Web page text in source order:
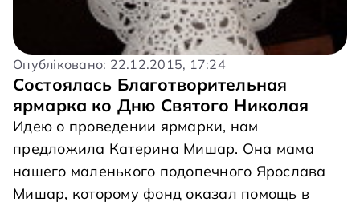
Опубліковано: 22.12.2015, 17:24
Состоялась Благотворительная
ярмарка ко Дню Святого Николая
Идею о проведении ярмарки, нам
предложила Катерина Мишар. Она мама
нашего маленького подопечного Ярослава
Мишар, которому фонд оказал помощь в